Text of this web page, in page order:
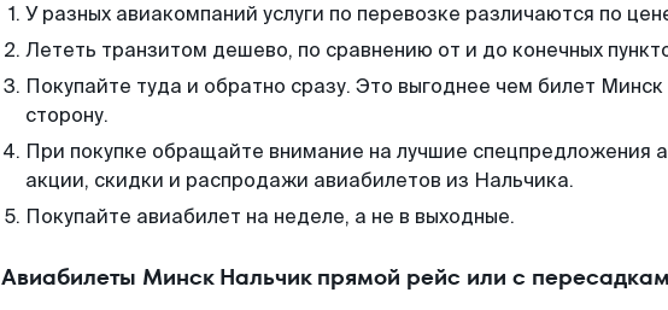
У разных авиакомпаний услуги по перевозке различаются по
Лететь транзитом дешево, по сравнению от и до конечных
Покупайте туда и обратно сразу. Это выгоднее чем билет
сторону.
При покупке обращайте внимание на лучшие спецпредложения
акции, скидки и распродажи авиабилетов из Нальчика.
Покупайте авиабилет на неделе, а не в выходные.
Авиабилеты Минск Нальчик прямой рейс или с